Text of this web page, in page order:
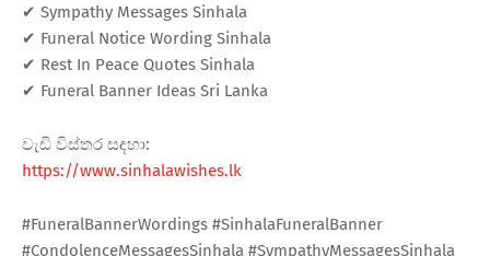
✔ Sympathy Messages Sinhala
✔ Funeral Notice Wording Sinhala
✔ Rest In Peace Quotes Sinhala
✔ Funeral Banner Ideas Sri Lanka
වැඩි විස්තර සඳහා:
https://www.sinhalawishes.lk
#FuneralBannerWordings #SinhalaFuneralBanner
#CondolenceMessagesSinhala #SympathyMessagesSinhala